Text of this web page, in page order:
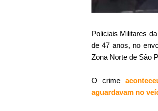
Policiais Militares
de 47 anos, no
Zona Norte de São
O crime
aguardavam no